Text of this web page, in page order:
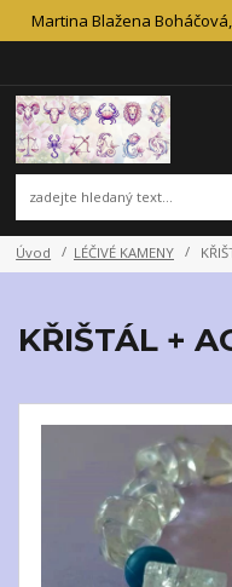
Martina Blažena
Úvod LÉČIVÉ KAMENY
KŘIŠTÁL +